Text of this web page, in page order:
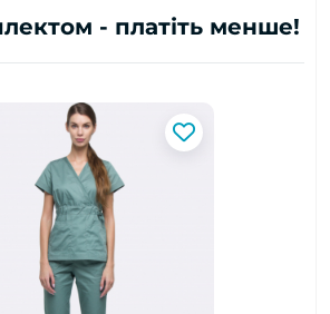
- платіть менше!